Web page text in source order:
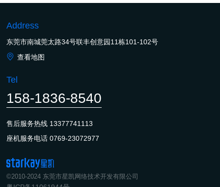
©2010-2024 东莞市星凯网络技术开发有限公司
Address
东莞市南城莞太路34号联丰创意园11栋101-102号
查看地图
Tel
158-1836-8540
售后服务热线 13377741113
座机服务电话0769-23072977